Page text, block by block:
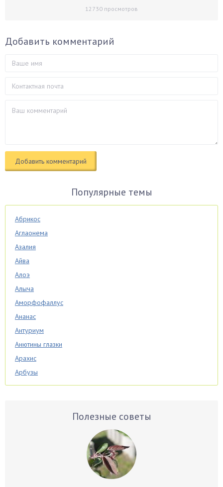
12730 просмотров
Добавить комментарий
Популярные темы
Абрикос
Аглаонема
Азалия
Айва
Алоэ
Алыча
Аморфофаллус
Ананас
Антуриум
Анютины глазки
Арахис
Арбузы
Аспарагус
Полезные советы